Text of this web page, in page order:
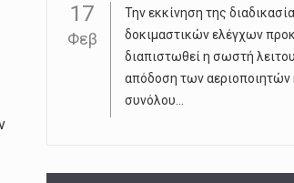
17
Φεβ
Την εκκίνηση της
δοκιμαστικών ελέγχων
διαπιστωθεί η σωστή
απόδοση των αεριοποιητών
συνόλου...